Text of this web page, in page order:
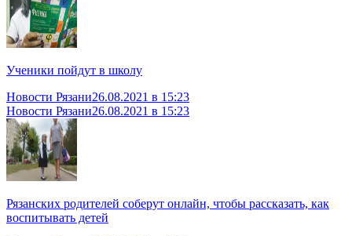
Ученики пойдут в школу
Новости Рязани26.08.2021 в 15:23
Новости Рязани26.08.2021 в 15:23
Рязанских родителей соберут онлайн, чтобы рассказать, как
воспитывать детей